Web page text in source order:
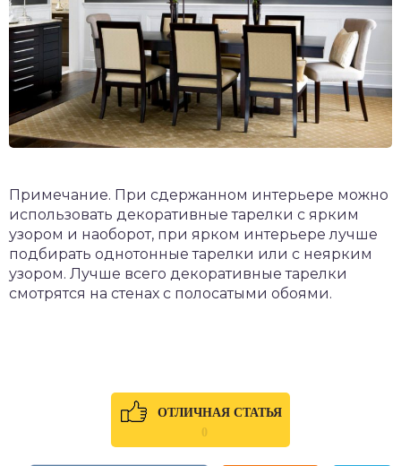
Примечание. При сдержанном интерьере можно
использовать декоративные тарелки с ярким
узором и наоборот, при ярком интерьере лучше
подбирать однотонные тарелки или с неярким
узором. Лучше всего декоративные тарелки
смотрятся на стенах с полосатыми обоями.
ОТЛИЧНАЯ СТАТЬЯ
0